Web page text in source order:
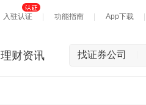
入驻认证 功能指南 App下载
理财资讯 找证券公司